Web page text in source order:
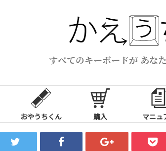
すべてのキーボードが あな
おやうちくん 購入 マニュ